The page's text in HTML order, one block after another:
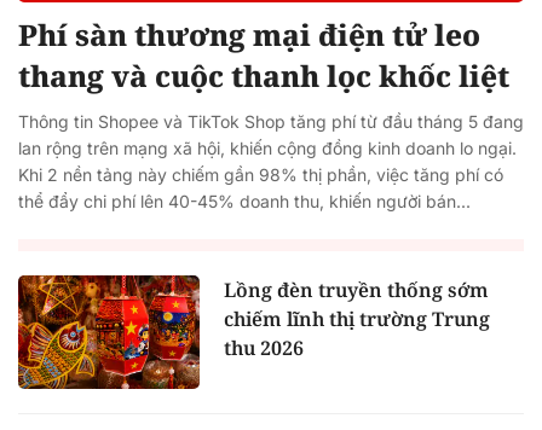
Phí sàn thương mại điện tử leo
thang và cuộc thanh lọc khốc liệt
Thông tin Shopee và TikTok Shop tăng phí từ đầu tháng 5 đang
lan rộng trên mạng xã hội, khiến cộng đồng kinh doanh lo ngại.
Khi 2 nền tảng này chiếm gần 98% thị phần, việc tăng phí có
thể đẩy chi phí lên 40-45% doanh thu, khiến người bán...
Lồng đèn truyền thống sớm
chiếm lĩnh thị trường Trung
thu 2026